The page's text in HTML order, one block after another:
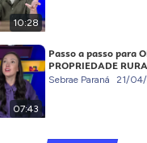
10:28
07:43
Passo a passo para
PROPRIEDADE
Sebrae Paraná 21/